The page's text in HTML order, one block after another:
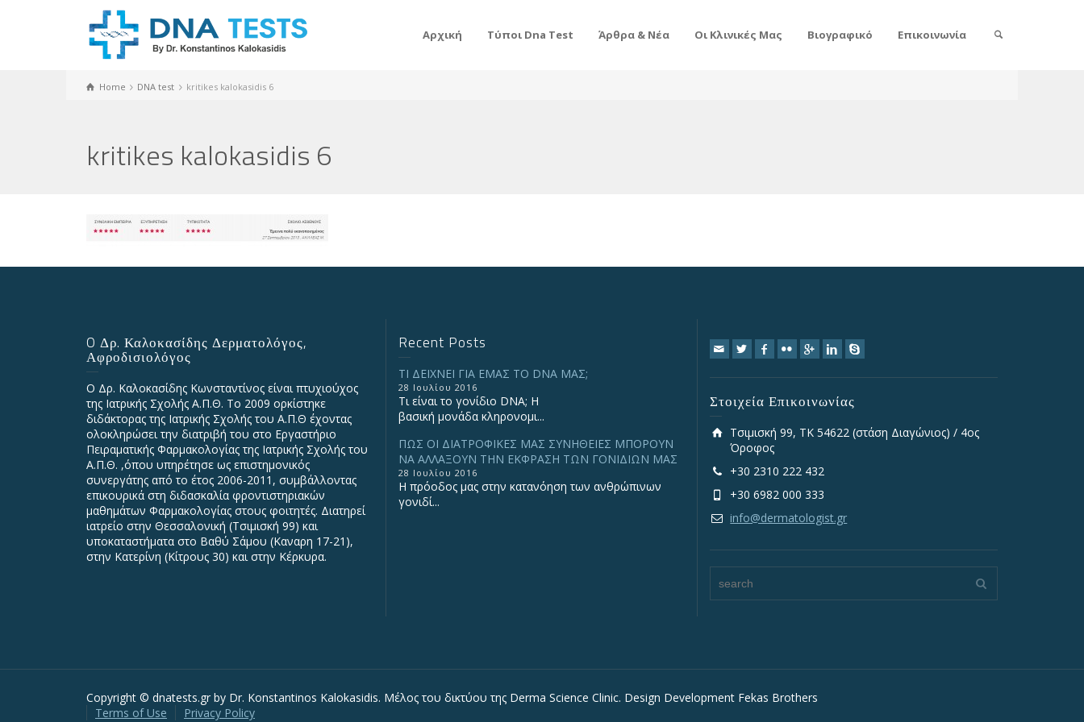
Αρχική Τύποι Dna Test Άρθρα & Νέα Οι Κλινικές Μας Βιογραφικό Επικοινωνία
Home DNA test kritikes kalokasidis 6
kritikes kalokasidis 6
O Δρ. Καλοκασίδης Δερματολόγος,
Αφροδισιολόγος
Ο Δρ. Καλοκασίδης Κωνσταντίνος είναι πτυχιούχος
της Ιατρικής Σχολής Α.Π.Θ. Το 2009 ορκίστηκε
διδάκτορας της Ιατρικής Σχολής του Α.Π.Θ έχοντας
ολοκληρώσει την διατριβή του στο Εργαστήριο
Πειραματικής Φαρμακολογίας της Ιατρικής Σχολής του
Α.Π.Θ. ,όπου υπηρέτησε ως επιστημονικός
συνεργάτης από το έτος 2006-2011, συμβάλλοντας
επικουρικά στη διδασκαλία φροντιστηριακών
μαθημάτων Φαρμακολογίας στους φοιτητές. Διατηρεί
ιατρείο στην Θεσσαλονική (Τσιμισκή 99) και
υποκαταστήματα στο Βαθύ Σάμου (Καναρη 17-21),
στην Κατερίνη (Κίτρους 30) και στην Κέρκυρα.
Recent Posts
ΤΙ ΔΕΙΧΝΕΙ ΓΙΑ ΕΜΑΣ ΤΟ DNA ΜΑΣ;
28 Ιουλίου 2016
Τι είναι το γονίδιο DNA; Η
βασική μονάδα κληρονομι...
ΠΩΣ ΟΙ ΔΙΑΤΡΟΦΙΚΕΣ ΜΑΣ ΣΥΝΗΘΕΙΕΣ ΜΠΟΡΟΥΝ
ΝΑ ΑΛΛΑΞΟΥΝ ΤΗΝ ΕΚΦΡΑΣΗ ΤΩΝ ΓΟΝΙΔΙΩΝ ΜΑΣ
28 Ιουλίου 2016
Η πρόοδος μας στην κατανόηση των ανθρώπινων
γονιδί...
Στοιχεία Επικοινωνίας
Τσιμισκή 99, TK 54622 (στάση Διαγώνιος) / 4ος
Όροφος
+30 2310 222 432
+30 6982 000 333
info@dermatologist.gr
Copyright © dnatests.gr by Dr. Konstantinos Kalokasidis. Μέλος του δικτύου της Derma Science Clinic. Design Development Fekas Brothers
Terms of Use
Privacy Policy